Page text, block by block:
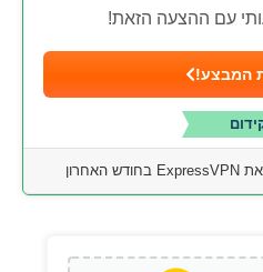
עם ההצעה הזאת!
המבצע!